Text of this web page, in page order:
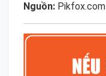
Nguồn: Pikfox.com